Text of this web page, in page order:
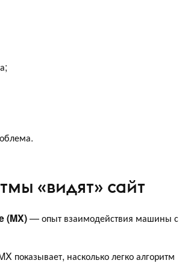
«видят» сайт
(MX)— опыт взаимодействия машины с
показывает, насколько легко алгоритм